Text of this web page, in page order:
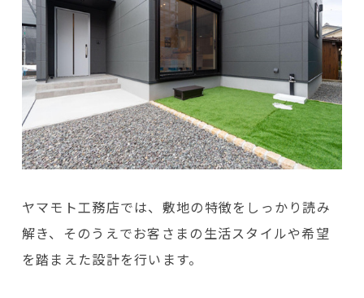
ヤマモト工務店では、敷地の特徴をしっかり読み
解き、そのうえでお客さまの生活スタイルや希望
を踏まえた設計を行います。